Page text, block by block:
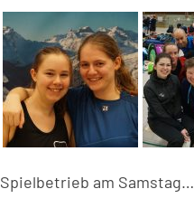
Spielbetrieb am Samstag…